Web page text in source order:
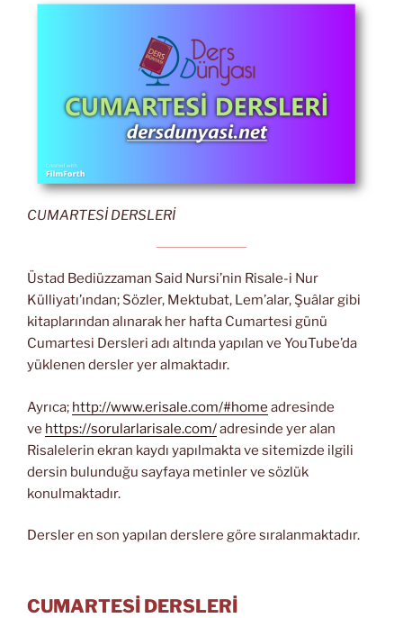
CUMARTESİ DERSLERİ
Üstad Bediüzzaman Said Nursi’nin Risale-i Nur
Külliyatı’ından; Sözler, Mektubat, Lem’alar, Şuâlar gibi
kitaplarından alınarak her hafta Cumartesi günü
Cumartesi Dersleri adı altında yapılan ve YouTube’da
yüklenen dersler yer almaktadır.
Ayrıca; http://www.erisale.com/#home adresinde
ve https://sorularlarisale.com/adresinde yer alan
Risalelerin ekran kaydı yapılmakta ve sitemizde ilgili
dersin bulunduğu sayfaya metinler ve sözlük
konulmaktadır.
Dersler en son yapılan derslere göre sıralanmaktadır.
CUMARTESİ DERSLERİ